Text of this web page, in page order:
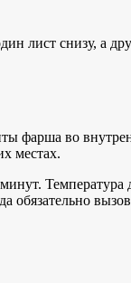
лист снизу, а
фарша во
местах.
Температура